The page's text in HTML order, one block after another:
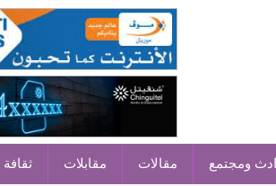
ومجتمع مقالات مقابلات